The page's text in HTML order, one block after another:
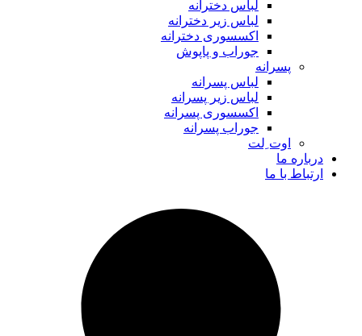
لباس دخترانه
لباس زیر دخترانه
اکسسوری دخترانه
جوراب و پاپوش
پسرانه
لباس پسرانه
لباس زیر پسرانه
اکسسوری پسرانه
جوراب پسرانه
اوت ِلت
درباره ما
ارتباط با ما